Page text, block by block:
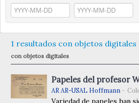
1 resultados con objetos digitales
con objetos digitales
Papeles del profesor
AR AR-USAL Hoffmann
Variedad de papeles han